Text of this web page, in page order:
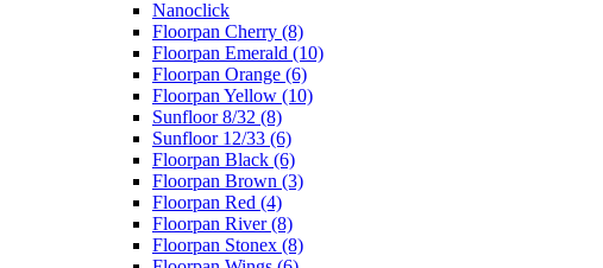
Nanoclick
Floorpan Cherry (8)
Floorpan Emerald (10)
Floorpan Orange (6)
Floorpan Yellow (10)
Sunfloor 8/32 (8)
Sunfloor 12/33 (6)
Floorpan Black (6)
Floorpan Brown (3)
Floorpan Red (4)
Floorpan River (8)
Floorpan Stonex (8)